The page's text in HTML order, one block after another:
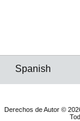
Spanish
Derechos de Autor ©